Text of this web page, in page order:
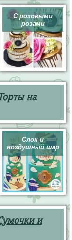
С розовыми
розами
на
Слон и
воздушный шар
и